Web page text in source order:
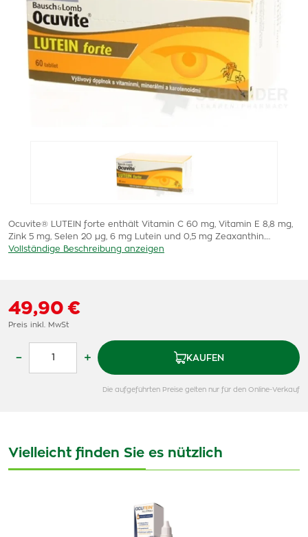
Ocuvite® LUTEIN forte enthält Vitamin C 60 mg, Vitamin E 8,8 mg,
Zink 5 mg, Selen 20 µg, 6 mg Lutein und 0,5 mg Zeaxanthin.…
Vollständige Beschreibung anzeigen
49,90 €
Preis inkl. MwSt
– + KAUFEN
Die aufgeführten Preise gelten nur für den Online-Verkauf
Vielleicht finden Sie es nützlich